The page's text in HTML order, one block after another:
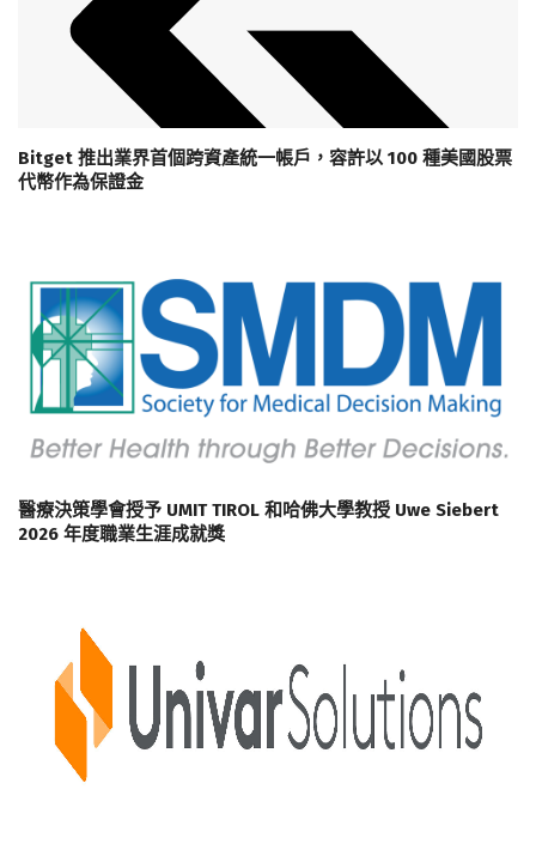
Bitget 推出業界首個跨資產統一帳戶，容許以 100 種美國股票
代幣作為保證金
醫療決策學會授予 UMIT TIROL 和哈佛大學教授 Uwe Siebert
2026 年度職業生涯成就獎